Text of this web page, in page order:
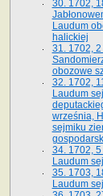
30. 1702,
Laudum
halickiej
31. 1702,
obozowe
32. 1702,
Laudum
września,
sejmiku
34. 1702,
Laudum
35. 1703,
Laudum